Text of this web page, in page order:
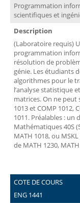
Programmation
scientifiques et
Description
(Laboratoire requis)
programmation
résolution de
génie. Les étudiants
algorithmes pour le
l’analyse statistique
matrices. On ne peut
1013 et COMP 1012,
1011. Préalables : un
Mathématiques 40S
MATH 1018, ou
de MATH 1230,
COTE DE COURS
ENG 1441